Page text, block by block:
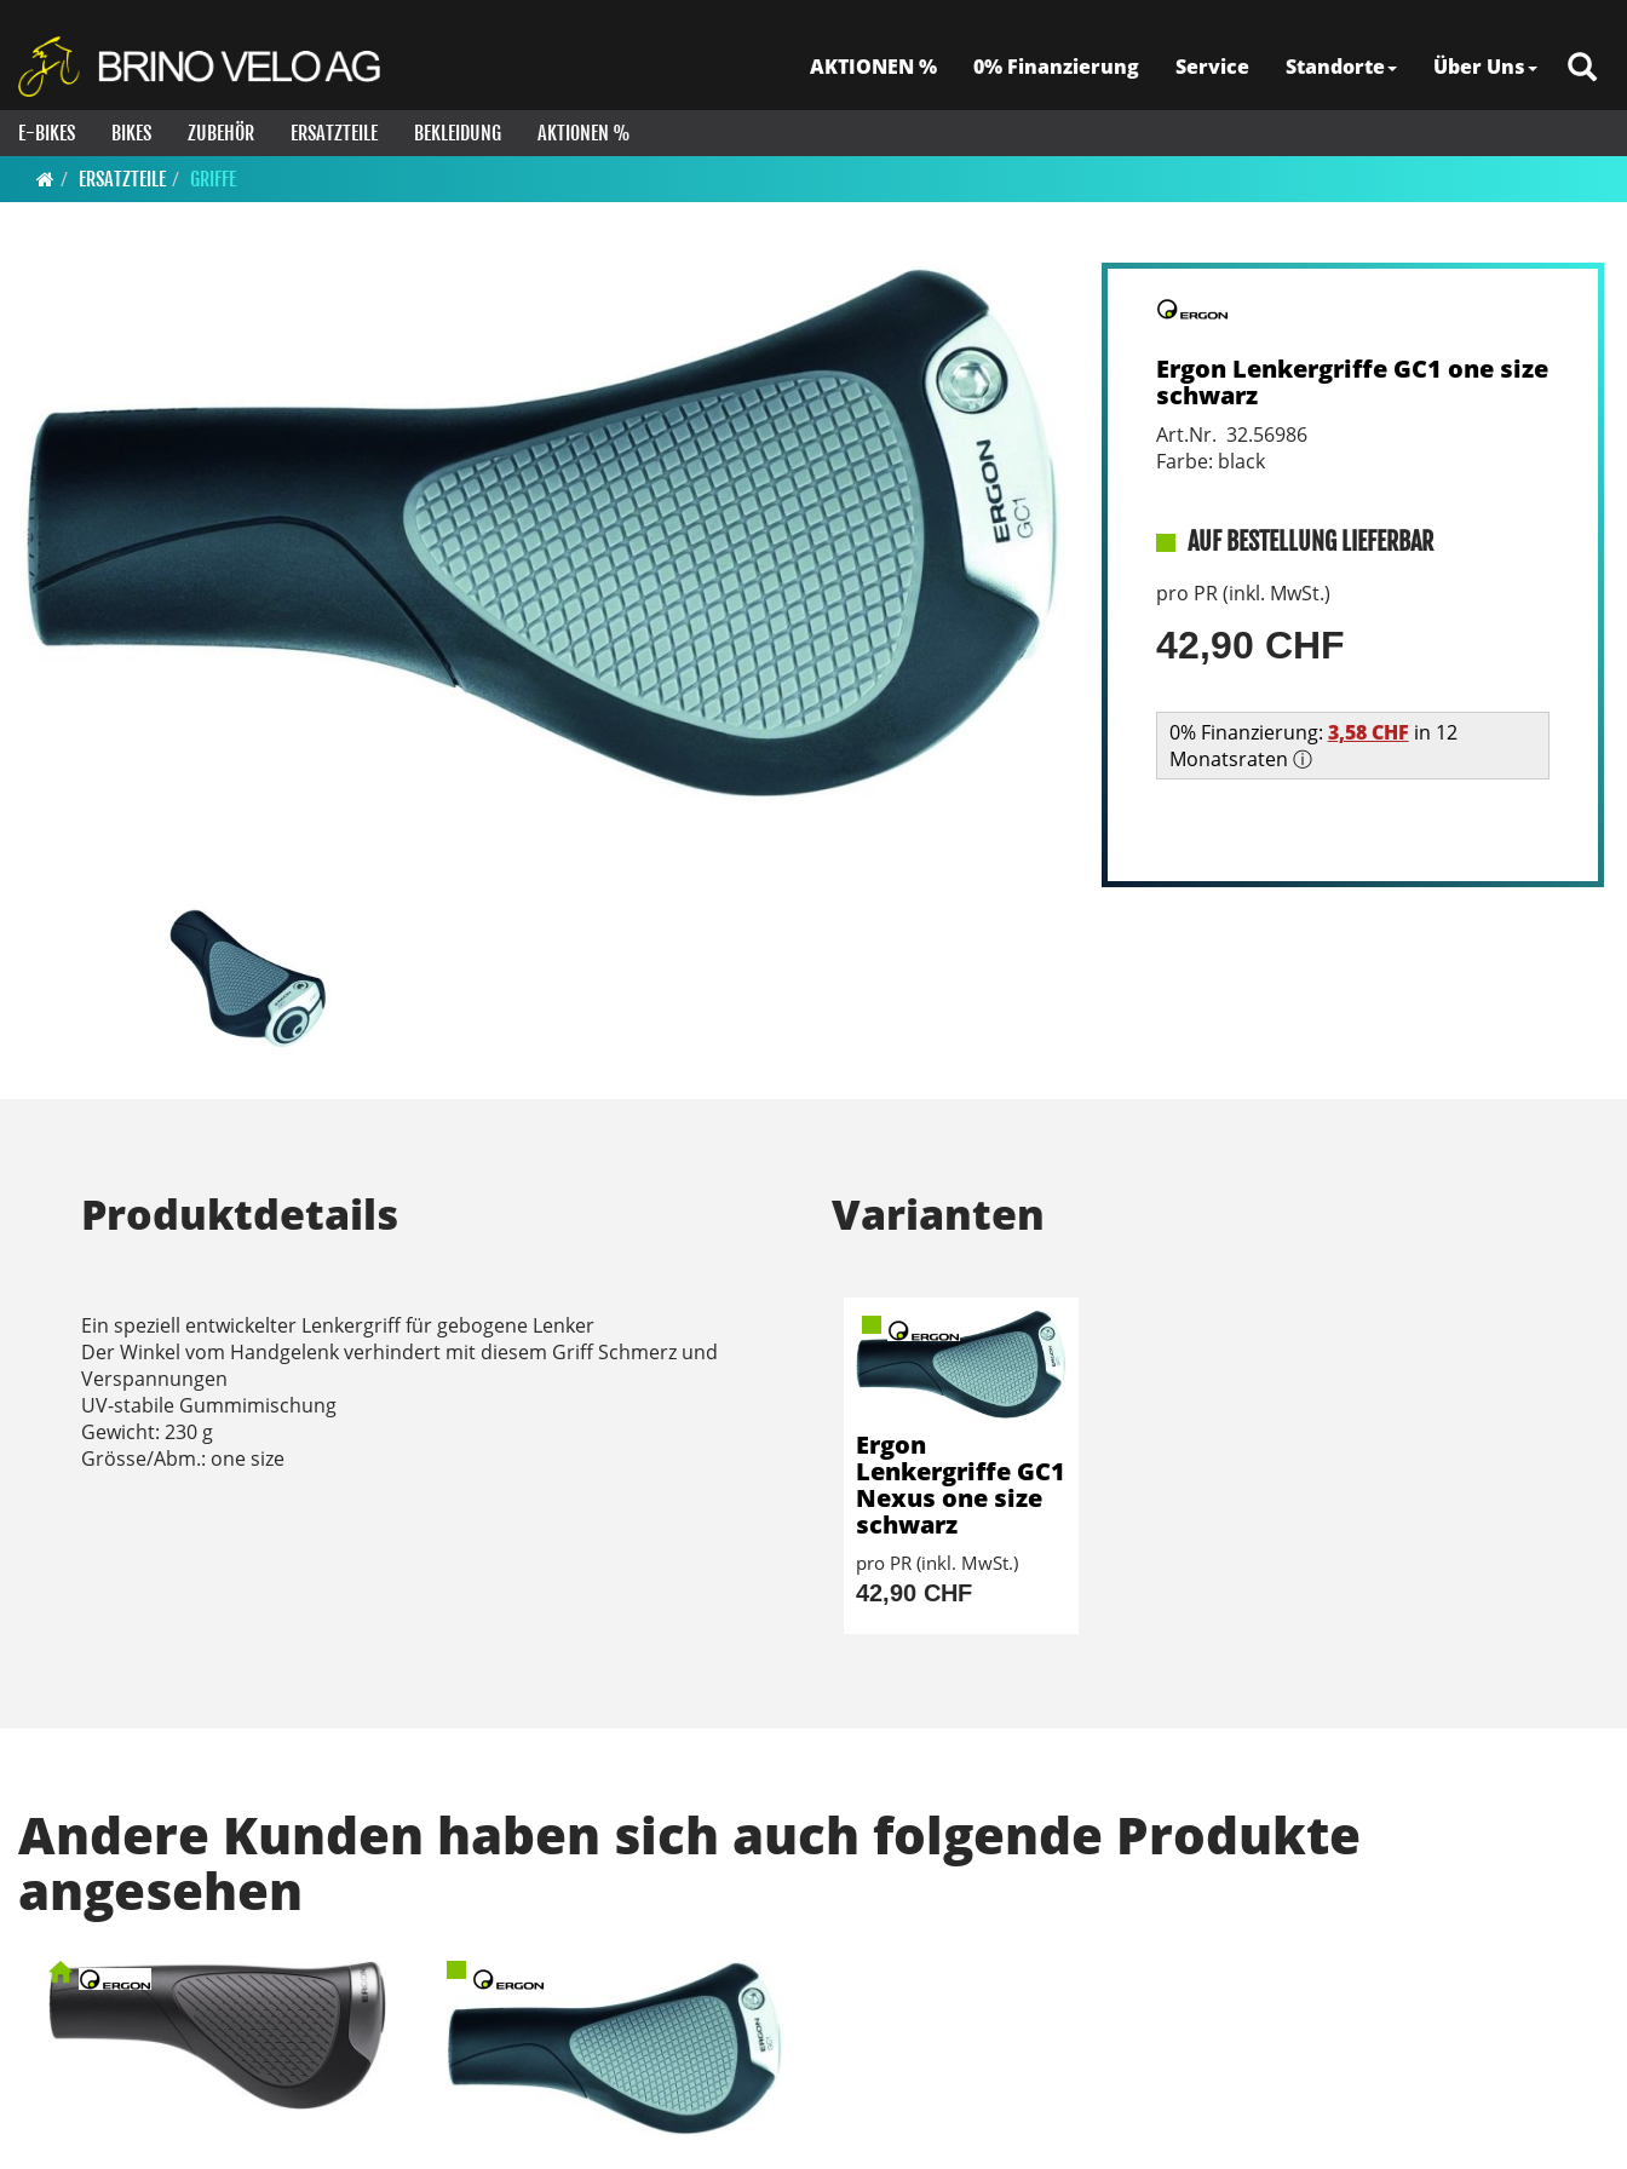
AKTIONEN % 0% Finanzierung Service Standorte Über Uns
E-BIKES BIKES ZUBEHÖR ERSATZTEILE BEKLEIDUNG
AKTIONEN %
ERSATZTEILE
GRIFFE
Ergon Lenkergriffe GC1 one size
schwarz
Art.Nr. 32.56986
Farbe: black
AUF BESTELLUNG LIEFERBAR
pro PR (inkl. MwSt.)
42,90 CHF
0% Finanzierung: 3,58 CHF in 12
Monatsraten ⓘ
Produktdetails
Ein speziell entwickelter Lenkergriff für gebogene Lenker
Der Winkel vom Handgelenk verhindert mit diesem Griff Schmerz und
Verspannungen
UV-stabile Gummimischung
Gewicht: 230 g
Grösse/Abm.: one size
Varianten
Ergon
Lenkergriffe GC1
Nexus one size
schwarz
pro PR (inkl. MwSt.)
42,90 CHF
Andere Kunden haben sich auch folgende Produkte
angesehen